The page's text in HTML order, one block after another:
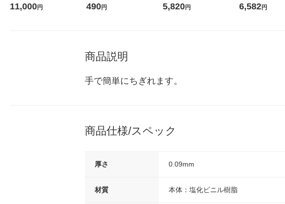
堂 おまけ付き
11,000円
コウォーター）2L ラベルレ
490円
ガジャンボ 2300g 1セット
5,820円
ーの香り 柔軟剤
6,582円
商品説明
手で簡単にちぎれます。
商品仕様/スペック
厚さ 0.09mm
材質 本体：塩化ビニル樹脂